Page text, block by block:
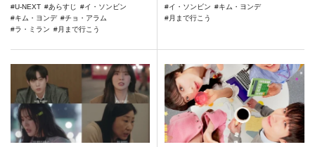
U-NEXT あらすじ
イ・ソンビン
キム・ヨンデ
チョ・アラム
ラ・ミラン
月まで行こう
イ・ソンビン
キム・ヨンデ
月まで行こう